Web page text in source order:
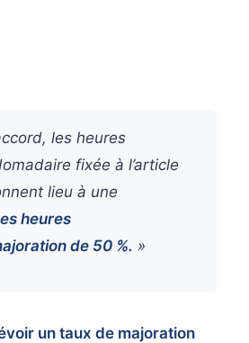
les heures
fixée à l’article
lieu à une
heures
de 50 %. »
un taux de majoration